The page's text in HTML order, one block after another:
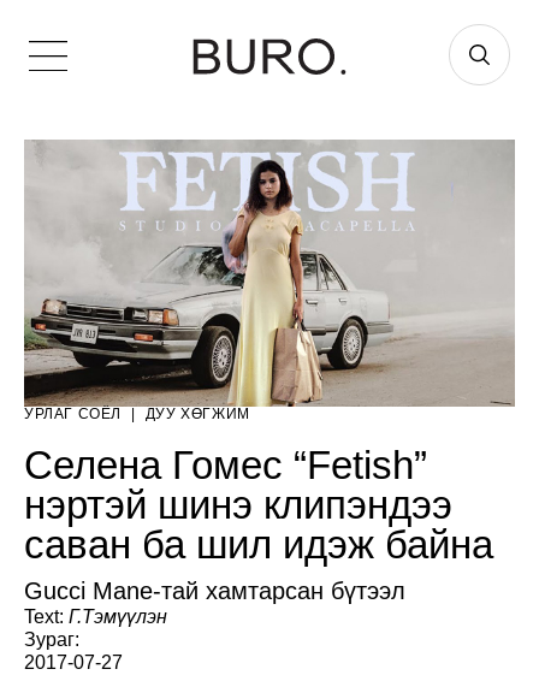
УРЛАГ СОЁЛ ДУУ ХӨГЖИМ
Селена Гомес “Fetish”
нэртэй шинэ клипэндээ
саван ба шил идэж байна
Gucci Mane-тай хамтарсан бүтээл
Text: Г.Тэмүүлэн
Зураг:
2017-07-27